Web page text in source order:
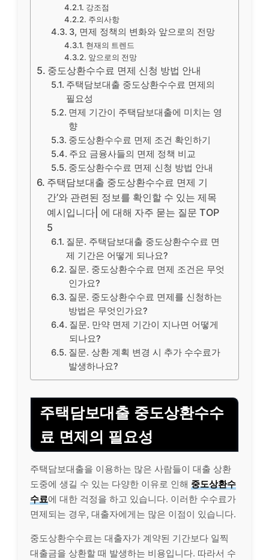
강조점
주의사항
3, 면제 정책의 변화와 앞으로의 전망
현재의 트렌드
앞으로의 전망
중도상환수수료 면제 신청 방법 안내
주택담보대출 중도상환수수료 면제의
필요성
면제 기간이 주택담보대출에 미치는 영
향
중도상환수수료 면제 조건 확인하기
주요 금융사들의 면제 정책 비교
중도상환수수료 면제 신청 방법 안내
주택담보대출 중도상환수수료 면제 기
간’와 관련된 정보를 확인할 수 있는 제목
예시입니다| 에 대해 자주 묻는 질문 TOP
5
질문. 주택담보대출 중도상환수수료 면
제 기간은 어떻게 되나요?
질문. 중도상환수수료 면제 조건은 무엇
인가요?
질문. 중도상환수수료 면제를 신청하는
방법은 무엇인가요?
질문. 만약 면제 기간이 지나면 어떻게
되나요?
질문. 상환 계획 변경 시 추가 수수료가
발생하나요?
주택담보대출 중도상환수수
료 면제의 필요성
주택담보대출을 이용하는 많은 사람들이 대출 상환
도중에 생길 수 있는 다양한 이유로 인해 중도상환수
수료에 대한 걱정을 하고 있습니다. 이러한 수수료가
면제되는 경우, 대출자에게는 많은 이점이 있습니다.
중도상환수수료는 대출자가 계약된 기간보다 일찍
대출금을 상환할 때 발생하는 비용입니다. 따라서 수